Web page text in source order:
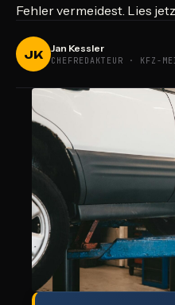
Fehler vermeidest. Lies
JK Jan Kessler
CHEFREDAKTEUR · KFZ-